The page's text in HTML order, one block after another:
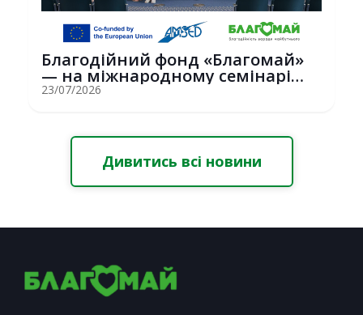
Благодійний фонд «Благомай»
— на міжнародному семінарі
Erasmus+ у С...
23/07/2026
Дивитись всі новини